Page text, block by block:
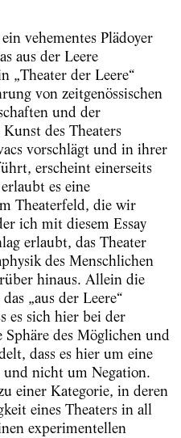
vehementes Plädoyer
aus der Leere
„Theater der Leere“
von zeitgenössischen
und der
des Theaters
vorschlägt und in ihrer
erscheint einerseits
es eine
Theaterfeld, die wir
ich mit diesem Essay
erlaubt, das Theater
des Menschlichen
hinaus. Allein die
„aus der Leere“
es sich hier bei der
des Möglichen und
dass es hier um eine
nicht um Negation.
einer Kategorie, in deren
eines Theaters in all
experimentellen